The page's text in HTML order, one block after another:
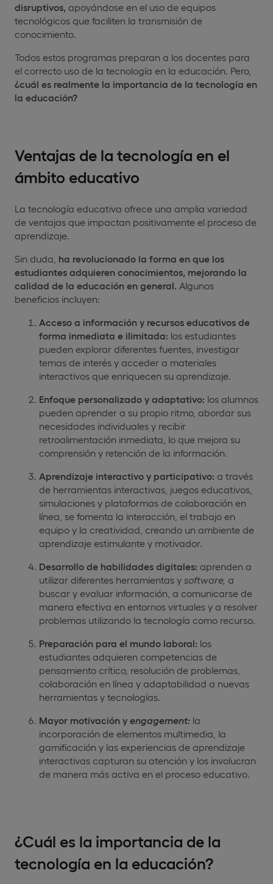
disruptivos, apoyándose en el uso de equipos
tecnológicos que faciliten la transmisión de
conocimiento.
Todos estos programas preparan a los docentes para
el correcto uso de la tecnología en la educación. Pero,
¿cuál es realmente la importancia de la tecnología en
la educación?
Ventajas de la tecnología en el
ámbito educativo
La tecnología educativa ofrece una amplia variedad
de ventajas que impactan positivamente el proceso de
aprendizaje.
Sin duda, ha revolucionado la forma en que los
estudiantes adquieren conocimientos, mejorando la
calidad de la educación en general. Algunos
beneficios incluyen:
Acceso a información y recursos educativos de
forma inmediata e ilimitada: los estudiantes
pueden explorar diferentes fuentes, investigar
temas de interés y acceder a materiales
interactivos que enriquecen su aprendizaje.
Enfoque personalizado y adaptativo: los alumnos
pueden aprender a su propio ritmo, abordar sus
necesidades individuales y recibir
retroalimentación inmediata, lo que mejora su
comprensión y retención de la información.
Aprendizaje interactivo y participativo: a través
de herramientas interactivas, juegos educativos,
simulaciones y plataformas de colaboración en
línea, se fomenta la interacción, el trabajo en
equipo y la creatividad, creando un ambiente de
aprendizaje estimulante y motivador.
Desarrollo de habilidades digitales: aprenden a
utilizar diferentes herramientas y software, a
buscar y evaluar información, a comunicarse de
manera efectiva en entornos virtuales y a resolver
problemas utilizando la tecnología como recurso.
Preparación para el mundo laboral: los
estudiantes adquieren competencias de
pensamiento crítico, resolución de problemas,
colaboración en línea y adaptabilidad a nuevas
herramientas y tecnologías.
Mayor motivación y engagement: la
incorporación de elementos multimedia, la
gamificación y las experiencias de aprendizaje
interactivas capturan su atención y los involucran
de manera más activa en el proceso educativo.
¿Cuál es la importancia de la
tecnología en la educación?